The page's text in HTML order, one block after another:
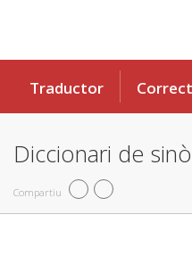
Traductor
Diccionari de
Compartiu